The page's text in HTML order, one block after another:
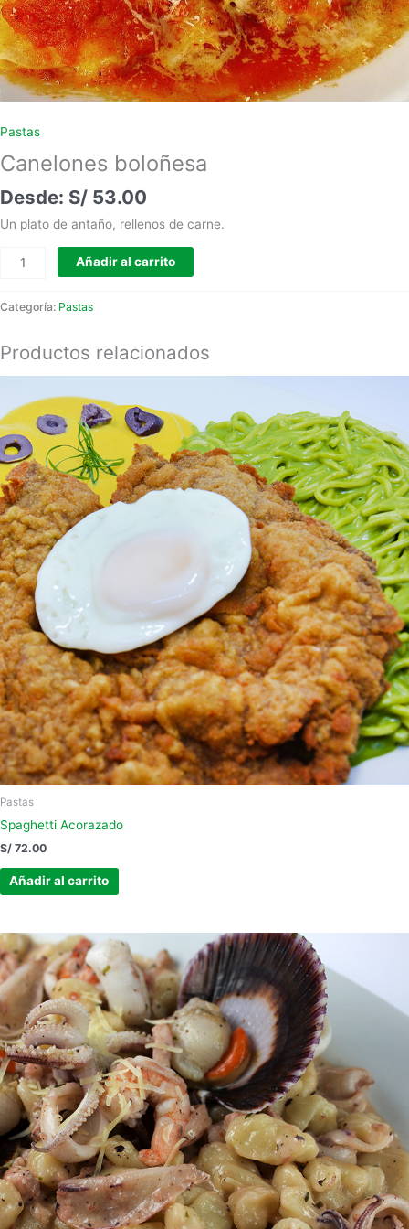
Pastas
Canelones boloñesa
S/ 53.00
Un plato de antaño, rellenos de carne.
Añadir al carrito
Categoría: Pastas
Productos relacionados
Pastas
Spaghetti Acorazado
S/ 72.00
Añadir al carrito